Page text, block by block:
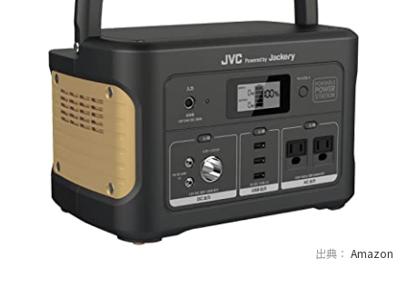
出典： Amazon